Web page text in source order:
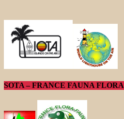
SOTA – FRANCE FAUNA FLORA